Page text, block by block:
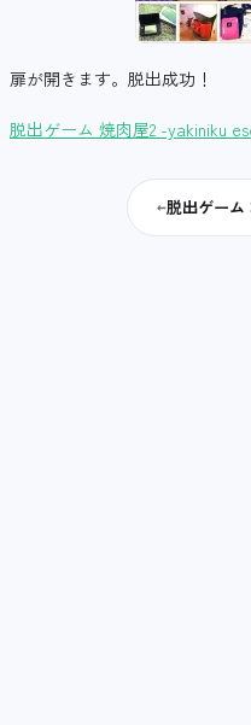
扉が開きます。脱出成功！
脱出ゲーム 焼肉屋2 -yakiniku
←脱出ゲーム